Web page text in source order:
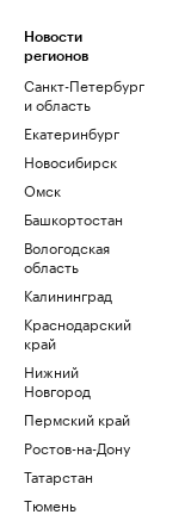
Новости
регионов
Санкт-Петербург
и область
Екатеринбург
Новосибирск
Омск
Башкортостан
Вологодская
область
Калининград
Краснодарский
край
Нижний
Новгород
Пермский край
Ростов-на-Дону
Татарстан
Тюмень